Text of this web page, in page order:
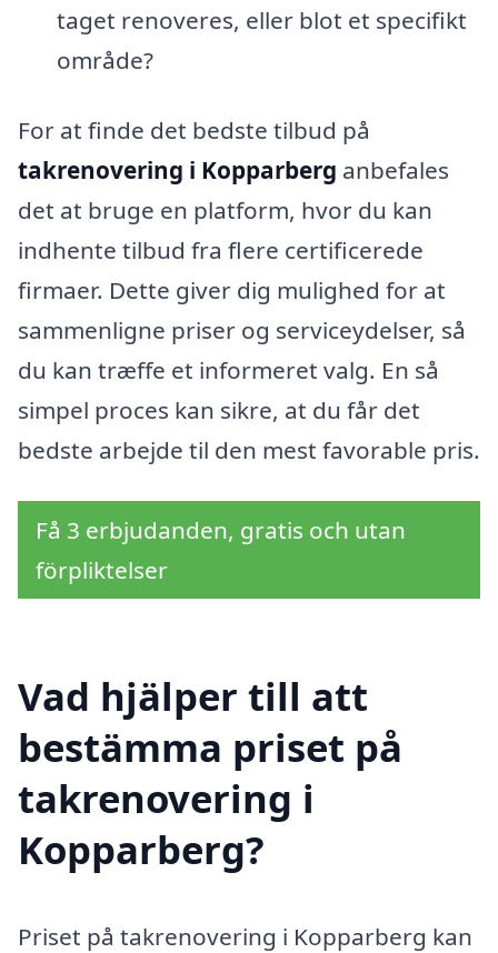
taget renoveres, eller blot et specifikt
område?
For at finde det bedste tilbud på
takrenovering i Kopparberg anbefales
det at bruge en platform, hvor du kan
indhente tilbud fra flere certificerede
firmaer. Dette giver dig mulighed for at
sammenligne priser og serviceydelser, så
du kan træffe et informeret valg. En så
simpel proces kan sikre, at du får det
bedste arbejde til den mest favorable pris.
Få 3 erbjudanden, gratis och utan
förpliktelser
Vad hjälper till att
bestämma priset på
takrenovering i
Kopparberg?
Priset på takrenovering i Kopparberg kan